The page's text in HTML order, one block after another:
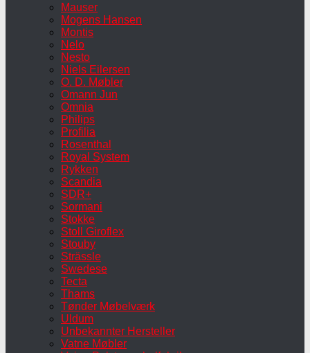
Mauser
Mogens Hansen
Montis
Nelo
Nesto
Niels Eilersen
O. D. Møbler
Omann Jun
Omnia
Philips
Profilia
Rosenthal
Royal System
Rykken
Scandia
SDR+
Sormani
Stokke
Stoll Giroflex
Stouby
Strässle
Swedese
Tecta
Thams
Tønder Møbelværk
Uldum
Unbekannter Hersteller
Vatne Møbler